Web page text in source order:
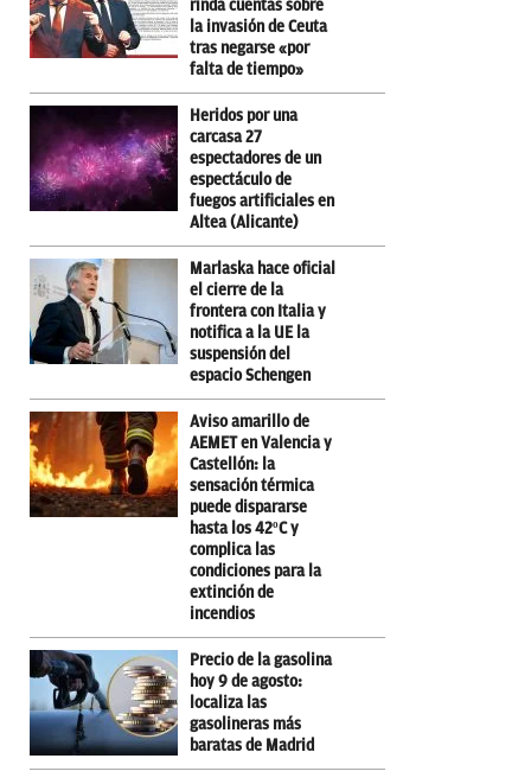
rinda cuentas sobre
la invasión de Ceuta
tras negarse «por
falta de tiempo»
Heridos por una
carcasa 27
espectadores de un
espectáculo de
fuegos artificiales en
Altea (Alicante)
Marlaska hace oficial
el cierre de la
frontera con Italia y
notifica a la UE la
suspensión del
espacio Schengen
Aviso amarillo de
AEMET en Valencia y
Castellón: la
sensación térmica
puede dispararse
hasta los 42ºC y
complica las
condiciones para la
extinción de
incendios
Precio de la gasolina
hoy 9 de agosto:
localiza las
gasolineras más
baratas de Madrid